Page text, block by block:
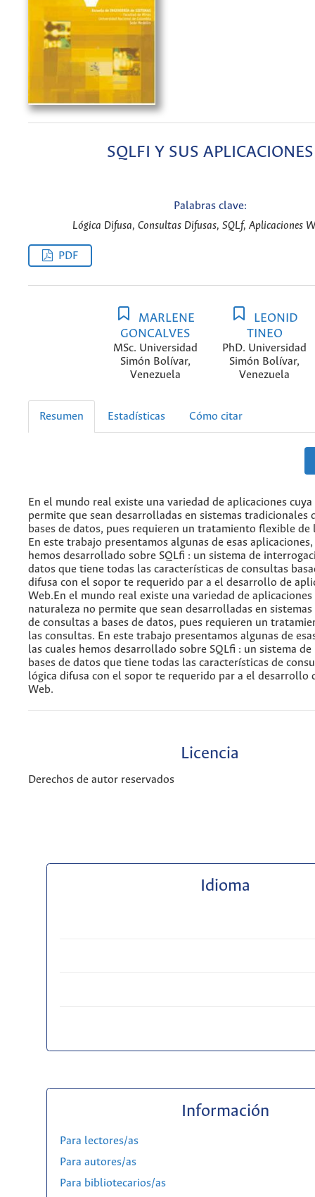
SQLFI Y SUS APLICACIONES
Palabras clave:
Lógica Difusa, Consultas Difusas, SQLf, Aplicaciones
PDF
MARLENE
GONCALVES
MSc. Universidad
Simón Bolívar,
Venezuela
LEONID
TINEO
PhD. Universidad
Simón Bolívar,
Venezuela
Resumen Estadísticas Cómo citar
En el mundo real existe una variedad de aplicaciones
permite que sean desarrolladas en sistemas tradicionales
bases de datos, pues requieren un tratamiento flexible de
En este trabajo presentamos algunas de esas
hemos desarrollado sobre SQLfi : un sistema de
datos que tiene todas las características de consultas
difusa con el sopor te requerido par a el desarrollo de
Web.En el mundo real existe una variedad de aplicaciones
naturaleza no permite que sean desarrolladas en
de consultas a bases de datos, pues requieren un
las consultas. En este trabajo presentamos algunas de
las cuales hemos desarrollado sobre SQLfi : un sistema
bases de datos que tiene todas las características de
lógica difusa con el sopor te requerido par a el desarrollo
Web.
Licencia
Derechos de autor reservados
Idioma
Información
Para lectores/as
Para autores/as
Para bibliotecarios/as